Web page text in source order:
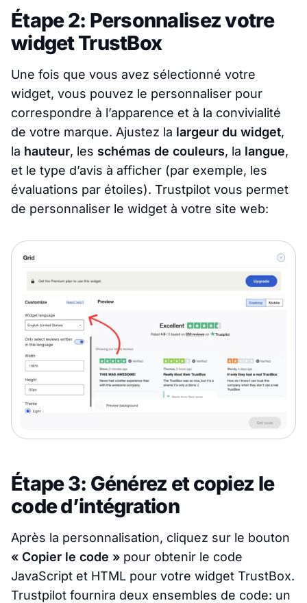
Étape 2: Personnalisez votre
widget TrustBox
Une fois que vous avez sélectionné votre
widget, vous pouvez le personnaliser pour
correspondre à l’apparence et à la convivialité
de votre marque. Ajustez la largeur du widget,
la hauteur, les schémas de couleurs, la langue,
et le type d’avis à afficher (par exemple, les
évaluations par étoiles). Trustpilot vous permet
de personnaliser le widget à votre site web:
Étape 3: Générez et copiez le
code d’intégration
Après la personnalisation, cliquez sur le bouton
« Copier le code » pour obtenir le code
JavaScript et HTML pour votre widget TrustBox.
Trustpilot fournira deux ensembles de code: un